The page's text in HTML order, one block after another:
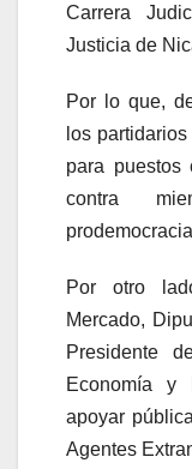
Carrera
Justicia de
Por lo que,
los
para puestos
contra
Por otro
Mercado,
Presidente
Economía y
apoyar
Agentes